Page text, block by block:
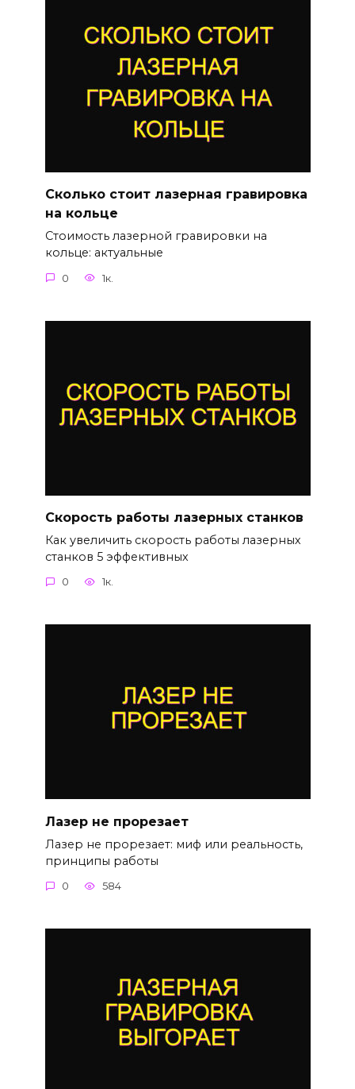
Сколько стоит лазерная гравировка
на кольце
Стоимость лазерной гравировки на
кольце: актуальные
0 1к.
Скорость работы лазерных станков
Как увеличить скорость работы лазерных
станков 5 эффективных
0 1к.
Лазер не прорезает
Лазер не прорезает: миф или реальность,
принципы работы
0 584